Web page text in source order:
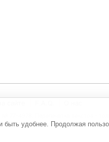
источникудобнее. Продолжая